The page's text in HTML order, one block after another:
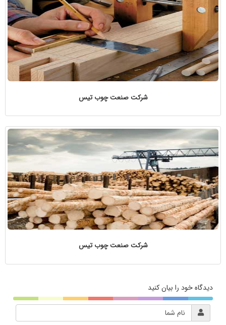
شرکت صنعت چوب تیس
شرکت صنعت چوب تیس
دیدگاه خود را بیان کنید